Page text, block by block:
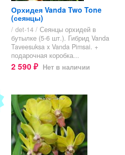
Орхидея Vanda Two Tone
(сеянцы)
/ det-14 / Сеянцы орхидей в
бутылке (5-6 шт.). Гибрид Vanda
Taveesuksa x Vanda Pimsai. +
подарочная коробка...
2 590 ₽ Нет в наличии